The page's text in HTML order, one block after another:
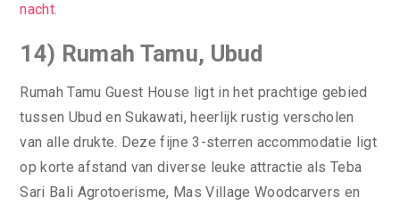
nacht.
14) Rumah Tamu, Ubud
Rumah Tamu Guest House ligt in het prachtige gebied
tussen Ubud en Sukawati, heerlijk rustig verscholen
van alle drukte. Deze fijne 3-sterren accommodatie ligt
op korte afstand van diverse leuke attractie als Teba
Sari Bali Agrotoerisme, Mas Village Woodcarvers en